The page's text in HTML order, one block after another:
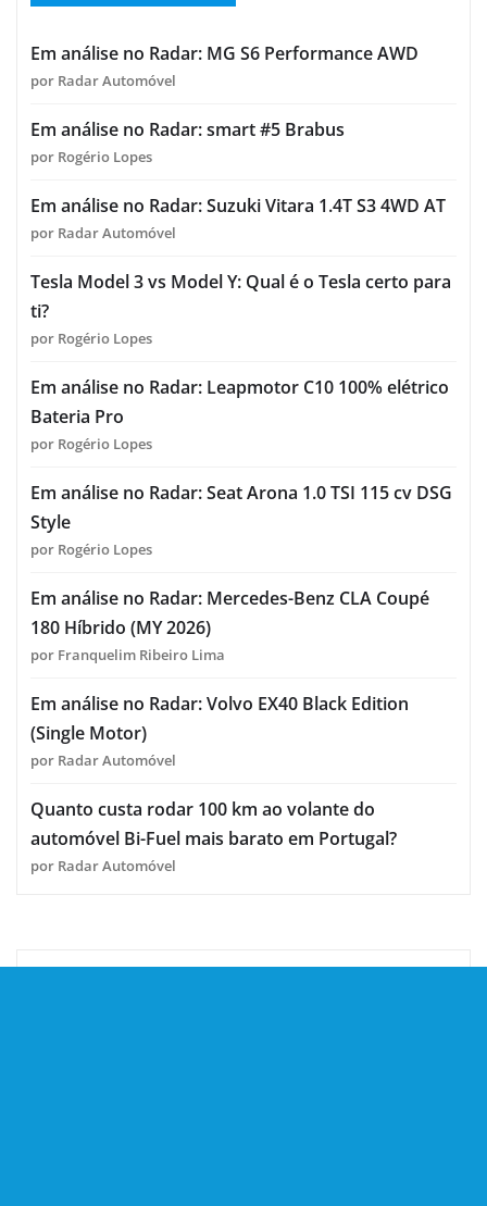
Em análise no Radar: MG S6 Performance AWD
por Radar Automóvel
Em análise no Radar: smart #5 Brabus
por Rogério Lopes
Em análise no Radar: Suzuki Vitara 1.4T S3 4WD AT
por Radar Automóvel
Tesla Model 3 vs Model Y: Qual é o Tesla certo para
ti?
por Rogério Lopes
Em análise no Radar: Leapmotor C10 100% elétrico
Bateria Pro
por Rogério Lopes
Em análise no Radar: Seat Arona 1.0 TSI 115 cv DSG
Style
por Rogério Lopes
Em análise no Radar: Mercedes-Benz CLA Coupé
180 Híbrido (MY 2026)
por Franquelim Ribeiro Lima
Em análise no Radar: Volvo EX40 Black Edition
(Single Motor)
por Radar Automóvel
Quanto custa rodar 100 km ao volante do
automóvel Bi-Fuel mais barato em Portugal?
por Radar Automóvel